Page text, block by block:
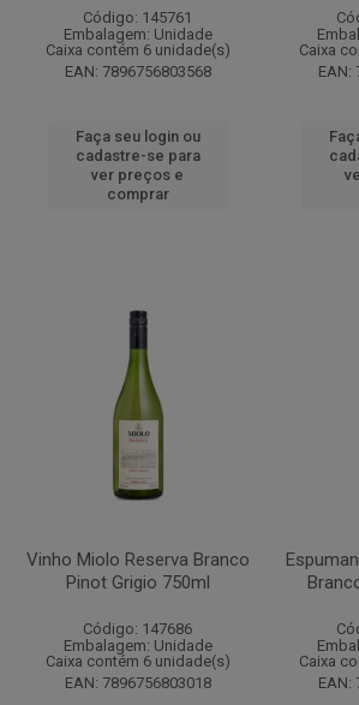
Código: 145761
Embalagem: Unidade
Caixa contém 6 unidade(s)
EAN: 7896756803568
Faça seu login ou
cadastre-se para
ver preços e
comprar
Caixa
EAN:
Vinho Miolo Reserva Branco
Pinot Grigio 750ml
Código: 147686
Embalagem: Unidade
Caixa contém 6 unidade(s)
EAN: 7896756803018
Caixa
EAN: